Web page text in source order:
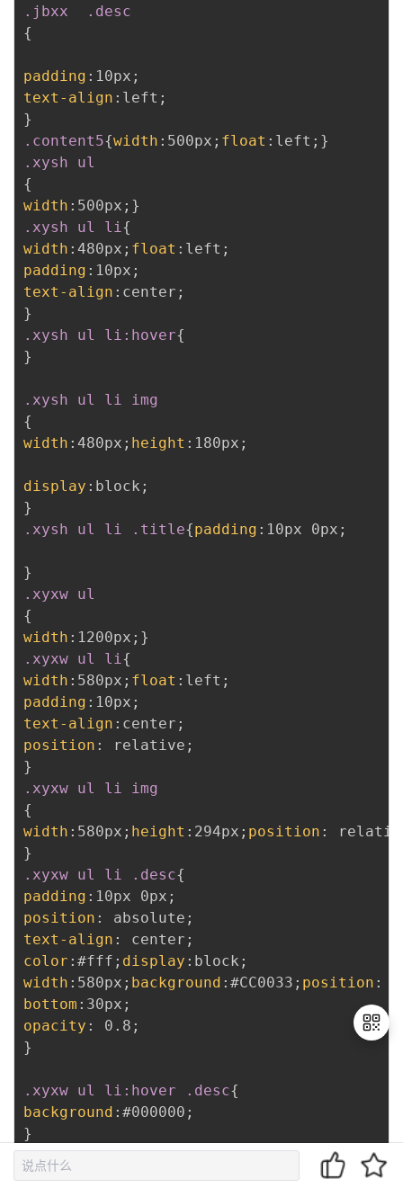
.jbxx  .desc
{
padding : 10px ;
text-align : left ;
}
.content5{width : 500px ; float : left ; }
.xysh ul
{
width : 500px ; }
.xysh ul li{
width : 480px ; float : left ;
padding : 10px ;
text-align : center ;
}
.xysh ul li:hover{
}
.xysh ul li img
{
width : 480px ; height : 180px ;
display : block ;
}
.xysh ul li .title{padding : 10px 0px ;
}
.xyxw ul
{
width : 1200px ; }
.xyxw ul li{
width : 580px ; float : left ;
padding : 10px ;
text-align : center ;
position : relative ;
}
.xyxw ul li img
{
width : 580px ; height : 294px ; position :
}
.xyxw ul li .desc{
padding : 10px 0px ;
position : absolute ;
text-align : center ;
color : #fff ; display : block ;
width : 580px ; background : #CC0033 ; position :
bottom : 30px ;
opacity : 0.8 ;
}
.xyxw ul li:hover .desc{
background : #000000 ;
}
.dibu .desc
{